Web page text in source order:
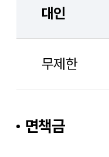
대인
무제한
면책금